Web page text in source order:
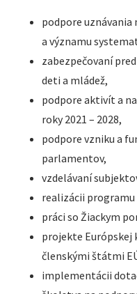
podpore
a významu
zabezpečovaní
deti a mládež,
podpore aktivít a
roky 2021 – 2028,
podpore vzniku a
parlamentov,
vzdelávaní
realizácii programu
práci so Žiackym
projekte Európskej
členskými štátmi
implementácii